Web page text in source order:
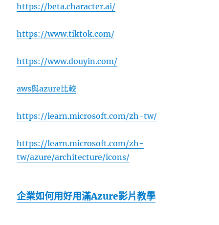
https://beta.character.ai/
https://www.tiktok.com/
https://www.douyin.com/
aws與azure比較
https://learn.microsoft.com/zh-tw/
https://learn.microsoft.com/zh-
tw/azure/architecture/icons/
企業如何用好用滿Azure影片教學